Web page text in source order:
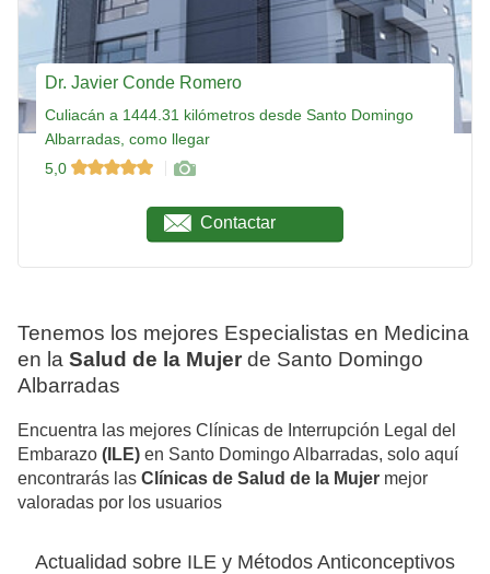
Dr. Javier Conde Romero
Culiacán a 1444.31 kilómetros desde Santo Domingo
Albarradas, como llegar
5,0
Contactar
Tenemos los mejores Especialistas en Medicina
en la Salud de la Mujer de Santo Domingo
Albarradas
Encuentra las mejores Clínicas de Interrupción Legal del
Embarazo (ILE) en Santo Domingo Albarradas, solo aquí
encontrarás las Clínicas de Salud de la Mujer mejor
valoradas por los usuarios
Actualidad sobre ILE y Métodos Anticonceptivos